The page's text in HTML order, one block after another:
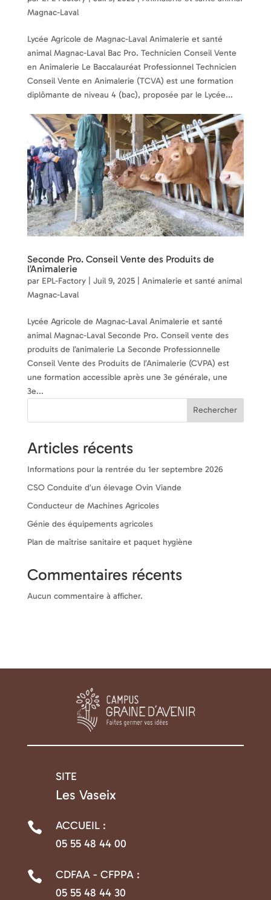
Magnac-Laval
Lycée Agricole de Magnac-Laval Animalerie et santé
animal Magnac-Laval Bac Pro. Technicien Conseil Vente
en Animalerie Le Baccalauréat Professionnel Technicien
Conseil Vente en Animalerie (TCVA) est une formation
diplômante de niveau 4 (bac), proposée par le Lycée...
Seconde Pro. Conseil Vente des Produits de
l’Animalerie
par EPL-Factory| Juil 9, 2025| Animalerie et santé animal
Magnac-Laval
Lycée Agricole de Magnac-Laval Animalerie et santé
animal Magnac-Laval Seconde Pro. Conseil vente des
produits de l’animalerie La Seconde Professionnelle
Conseil Vente des Produits de l’Animalerie (CVPA) est
une formation accessible après une 3e générale, une
3e...
Rechercher
Articles récents
Informations pour la rentrée du 1er septembre 2026
CSO Conduite d’un élevage Ovin Viande
Conducteur de Machines Agricoles
Génie des équipements agricoles
Plan de maîtrise sanitaire et paquet hygiène
Commentaires récents
Aucun commentaire à afficher.
SITE
Les Vaseix

ACCUEIL :
05 55 48 44 00

CDFAA - CFPPA :
05 55 48 44 30